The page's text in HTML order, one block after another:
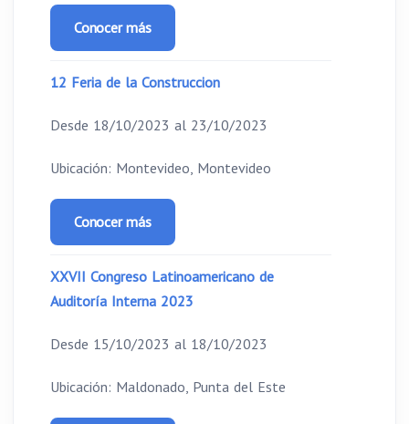
Conocer más
12 Feria de la Construccion
Desde 18/10/2023 al 23/10/2023
Ubicación: Montevideo, Montevideo
Conocer más
XXVII Congreso Latinoamericano de
Auditoría Interna 2023
Desde 15/10/2023 al 18/10/2023
Ubicación: Maldonado, Punta del Este